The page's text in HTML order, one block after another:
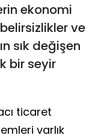
ekonomi
ve
sık değişen
bir seyir
ticaret
varlık